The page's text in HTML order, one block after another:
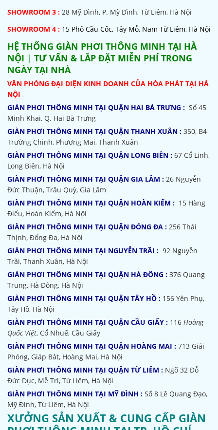
SHOWROOM 3 : 28 Mỹ Đình, P. Mỹ Đình, Từ Liêm, Hà Nội
SHOWROOM 4 : 15 Phố Cầu Cốc, Tây Mỗ, Nam Từ Liêm, Hà Nội
HỆ THỐNG GIÀN PHƠI THÔNG MINH TẠI HÀ
NỘI | TƯ VẤN & LẮP ĐẶT MIỄN PHÍ TRONG
NGÀY TẠI NHÀ
VĂN PHÒNG ĐẠI DIỆN KINH DOANH CỦA HÒA PHÁT TẠI HÀ
NỘI
GIÀN PHƠI THÔNG MINH TẠI QUẬN HAI BÀ TRƯNG : Số 45
Minh Khai, Q. Hai Bà Trưng
GIÀN PHƠI THÔNG MINH TẠI QUẬN THANH XUÂN : 350, B4
Trường Chinh, Phương Mai, Thanh Xuân
GIÀN PHƠI THÔNG MINH TẠI QUẬN LONG BIÊN : 67 Cổ Linh,
Long Biên, Hà Nội
GIÀN PHƠI THÔNG MINH TẠI QUẬN GIA LÂM : 26 Nguyễn
Đức Thuận, Trâu Quỳ, Gia Lâm
GIÀN PHƠI THÔNG MINH TẠI QUẬN HOÀN KIẾM : 15 Hàng
Điếu, Hoàn Kiếm, Hà Nội
GIÀN PHƠI THÔNG MINH TẠI QUẬN ĐÓNG ĐA : 256 Thái
Thịnh, Đống Đa, Hà Nội
GIÀN PHƠI THÔNG MINH TẠI NGUYỄN TRÃI : 92 Nguyễn
Trãi, Thanh Xuân, Hà Nội
GIÀN PHƠI THÔNG MINH TẠI QUẬN HÀ ĐÔNG : 376 Quang
Trung, Hà Đông, Hà Nội
GIÀN PHƠI THÔNG MINH TẠI QUẬN TÂY HỒ : 156 Yên Phụ,
Tây Hồ, Hà Nội
GIÀN PHƠI THÔNG MINH TẠI QUẬN CẦU GIẤY : 116 Hoàng
Quốc Việt, Cổ Nhuế, Cầu Giấy
GIÀN PHƠI THÔNG MINH TẠI QUẬN HOÀNG MAI : 713 Giải
Phóng, Giáp Bát, Hoàng Mai, Hà Nội
GIÀN PHƠI THÔNG MINH TẠI QUẬN TỪ LIÊM : Ngõ 32 Đỗ
Đức Dục, Mễ Trì, Từ Liêm, Hà Nội
GIÀN PHƠI THÔNG MINH TẠI MỸ ĐÌNH : Số 8 Lê Quang Đạo,
Mỹ Đình, Từ Liêm, Hà Nội
XƯỞNG SẢN XUẤT & CUNG CẤP GIÀN